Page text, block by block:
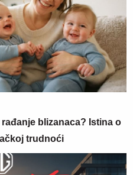
blizanaca? Istina o
trudnoći